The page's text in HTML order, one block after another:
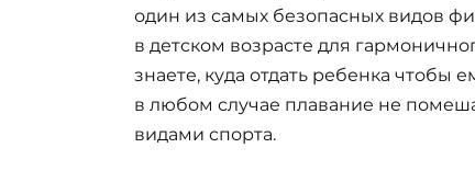
один из самых безопасных видов
в детском возрасте для
знаете, куда отдать ребенка чтобы
в любом случае плавание не
видами спорта.